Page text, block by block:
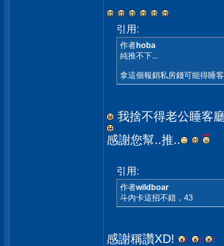
引用:
作者hoba
純推不下...
拿這個報銷私房錢可能得睡
我捨不得老公睡客
感謝您幫..推..
引用:
作者wildboar
斗內卡這招不錯，43
感謝稱讚XD!